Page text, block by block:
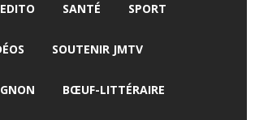
EDITO SANTÉ SPORT
SOUTENIR JMTV
BŒUF-LITTÉRAIRE